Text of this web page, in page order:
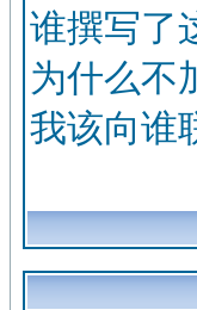
谁撰写了
为什么不
我该向谁